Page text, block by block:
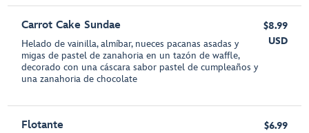
Carrot Cake Sundae
Helado de vainilla, almíbar, nueces pacanas asadas y
migas de pastel de zanahoria en un tazón de waffle,
decorado con una cáscara sabor pastel de cumpleaños y
una zanahoria de chocolate
$8.99
USD
Flotante
$6.99